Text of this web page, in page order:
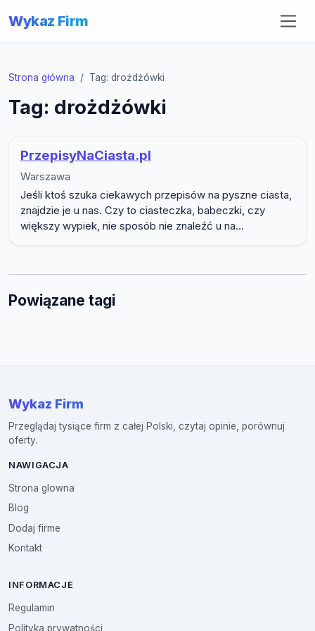
Wykaz Firm
Strona główna Tag: drożdżówki
Tag: drożdżówki
PrzepisyNaCiasta.pl
Warszawa
Jeśli ktoś szuka ciekawych przepisów na pyszne ciasta,
znajdzie je u nas. Czy to ciasteczka, babeczki, czy
większy wypiek, nie sposób nie znaleźć u na...
Powiązane tagi
Wykaz Firm
Przeglądaj tysiące firm z całej Polski, czytaj opinie, porównuj
oferty.
NAWIGACJA
Strona glowna
Blog
Dodaj firme
Kontakt
INFORMACJE
Regulamin
Polityka prywatności